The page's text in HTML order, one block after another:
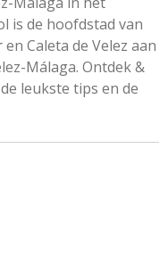
is de hoofdstad van
en Caleta de Velez aan
Málaga. Ontdek &
leukste tips en de